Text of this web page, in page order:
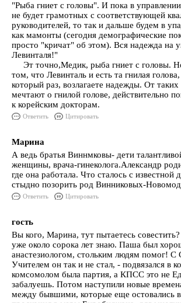
"Рыба гниет с головы". И пока в
не будет грамотных с соответствующей
руководителей, то так и дальше будем в
как мамонты (сегодня демографические
просто "кричат" об этом). Вся надежда на
Левинталя!"
Эт точно,Медик, рыба гниет с головы.
том, что Левинталь и есть та гнилая
который раз, возлагаете надежды. От
мечтают о гнилой голове, действительно
к корейским докторам.
Ответить Цитировать
Марина
А ведь братья Виннмковы- дети
женщины, врача-гинеколога.Александр
где она работала. Что сталось с известной
стыдно позорить род Винниковых-
Ответить Цитировать
гость
Вы кого, Марина, тут пытаетесь
уже около сорока лет знаю. Паша был
анастезиологом, стольким людям помог! С
Учителем он так и не стал, - подвязался в
комсомолом была партия, а КПСС это не
забалуешь. Потом наступили новые
между бывшими, которые еще остовались